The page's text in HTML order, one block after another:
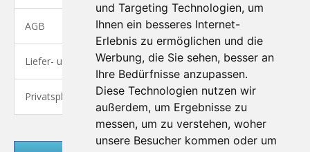
und Targeting Technologien, um
Ihnen ein besseres Internet-
Erlebnis zu ermöglichen und die
Werbung, die Sie sehen, besser an
Ihre Bedürfnisse anzupassen.
Diese Technologien nutzen wir
außerdem, um Ergebnisse zu
messen, um zu verstehen, woher
unsere Besucher kommen oder um
AGB
Liefer- und Versandkosten
Privatsphäre und Datenschutz